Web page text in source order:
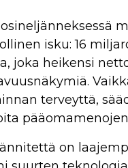
isku: 16
joka heikensi
terveyttä,
on